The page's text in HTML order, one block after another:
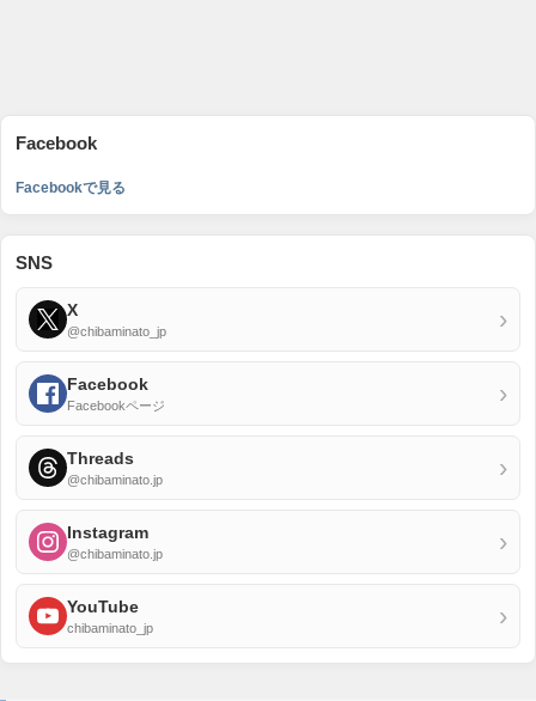
Facebook
Facebookで見る
SNS
X
@chibaminato_jp ›
Facebook
Facebookページ ›
Threads
@chibaminato.jp ›
Instagram
@chibaminato.jp ›
YouTube
chibaminato_jp ›